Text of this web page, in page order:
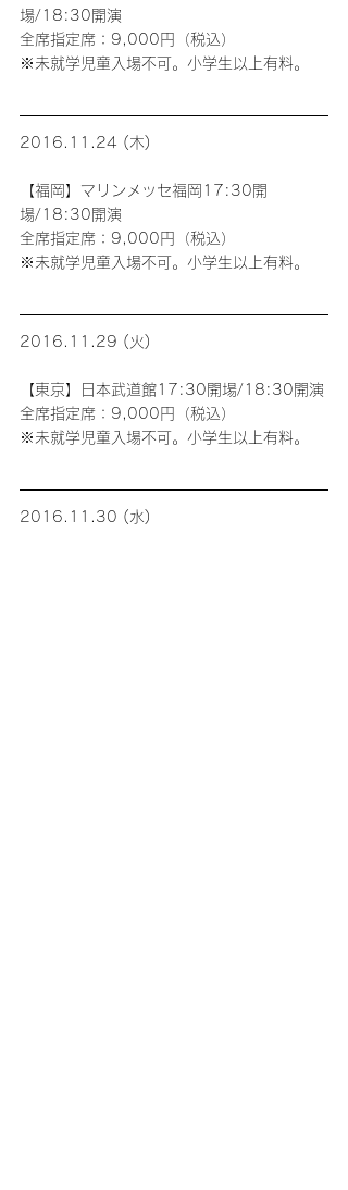
場/18:30開演
全席指定席：9,000円（税込）
※未就学児童入場不可。小学生以上有料。
2016.11.24 (木)
【福岡】マリンメッセ福岡17:30開
場/18:30開演
全席指定席：9,000円（税込）
※未就学児童入場不可。小学生以上有料。
2016.11.29 (火)
【東京】日本武道館17:30開場/18:30開演
全席指定席：9,000円（税込）
※未就学児童入場不可。小学生以上有料。
2016.11.30 (水)